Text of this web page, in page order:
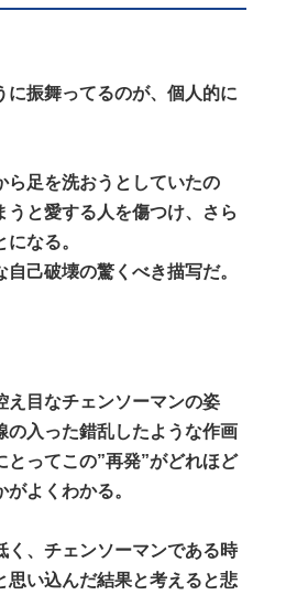
に振舞ってるのが、個人的に
ら足を洗おうとしていたの
うと愛する人を傷つけ、さら
なる。
己破壊の驚くべき描写だ。
え目なチェンソーマンの姿
の入った錯乱したような作画
とってこの”再発”がどれほど
よくわかる。
く、チェンソーマンである時
思い込んだ結果と考えると悲